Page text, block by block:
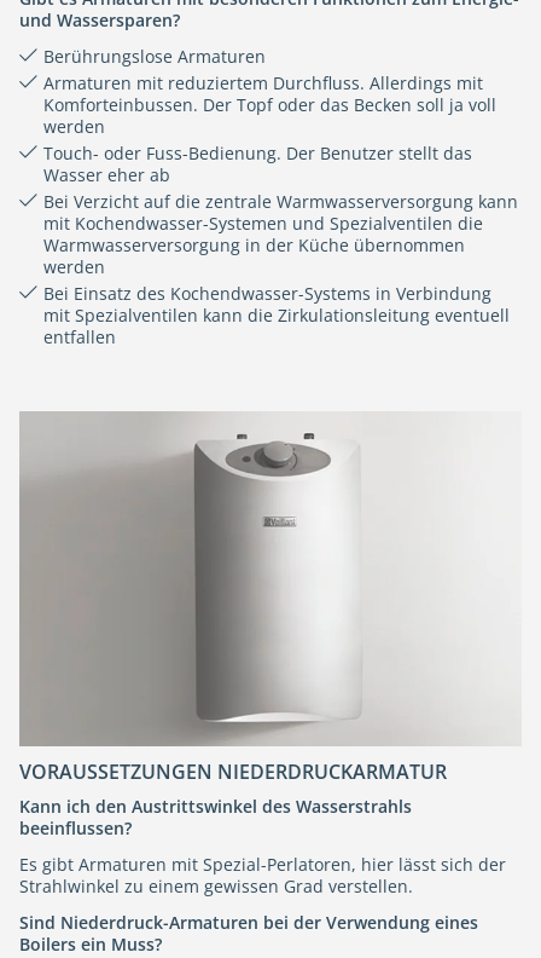
und Wassersparen?
Berührungslose Armaturen
Armaturen mit reduziertem Durchfluss. Allerdings mit
Komforteinbussen. Der Topf oder das Becken soll ja voll
werden
Touch- oder Fuss-Bedienung. Der Benutzer stellt das
Wasser eher ab
Bei Verzicht auf die zentrale Warmwasserversorgung kann
mit Kochendwasser-Systemen und Spezialventilen die
Warmwasserversorgung in der Küche übernommen
werden
Bei Einsatz des Kochendwasser-Systems in Verbindung
mit Spezialventilen kann die Zirkulationsleitung eventuell
entfallen
VORAUSSETZUNGEN NIEDERDRUCKARMATUR
Kann ich den Austrittswinkel des Wasserstrahls
beeinflussen?
Es gibt Armaturen mit Spezial-Perlatoren, hier lässt sich der
Strahlwinkel zu einem gewissen Grad verstellen.
Sind Niederdruck-Armaturen bei der Verwendung eines
Boilers ein Muss?